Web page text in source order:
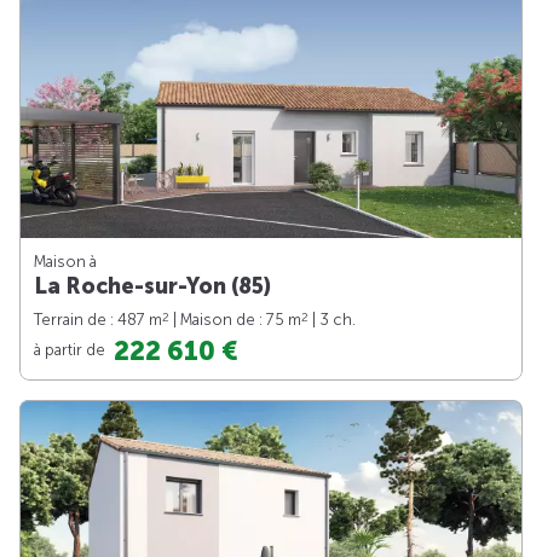
Maison à
La Roche-sur-Yon (85)
Terrain de : 487 m2 | Maison de : 75 m2
| 3 ch.
à partir de 222 610 €